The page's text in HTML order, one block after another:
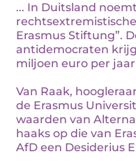
... In Duitsland
Erasmus Stiftung”.
antidemocraten
miljoen euro per
Van Raak,
de Erasmus
waarden van
haaks op die van
AfD een Desiderius